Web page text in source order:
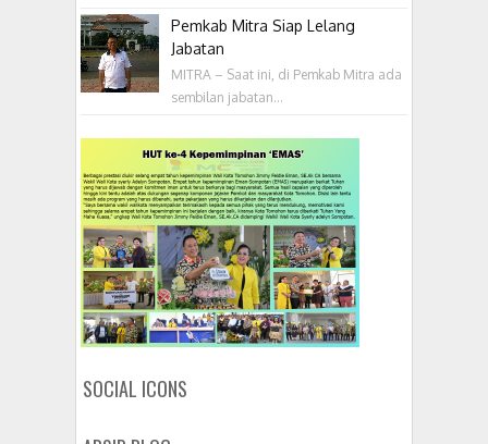
Pemkab Mitra Siap Lelang
Jabatan
MITRA – Saat ini, di Pemkab Mitra ada
sembilan jabatan...
SOCIAL ICONS